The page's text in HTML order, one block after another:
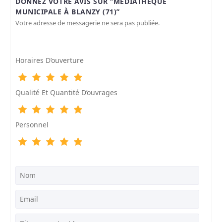
MUNICIPALE À BLANZY (71)”
Votre adresse de messagerie ne sera pas publiée.
Horaires D’ouverture
Qualité Et Quantité D’ouvrages
Personnel